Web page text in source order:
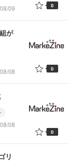
09 0
が
08 0
08
0
リ